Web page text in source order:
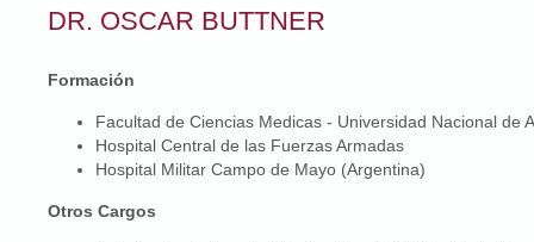
DR. OSCAR BUTTNER
Formación
Facultad de Ciencias Medicas - Universidad Nacional de
Hospital Central de las Fuerzas Armadas
Hospital Militar Campo de Mayo (Argentina)
Otros Cargos